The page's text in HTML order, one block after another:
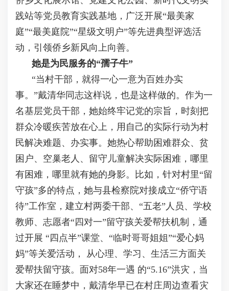
践站等党员教育实践基地，广泛开展“最美家
庭”“最美庭院”“星级文明户”等先进典型评选活
动，引领侨乡新风向上向善。
她是为民服务的“孺子牛”
“当村干部，就得一心一意为百姓办实
事。”戴清华同志这样说，也是这样做的。作为一
名基层党员干部，她始终牢记党的宗旨，时刻把
群众冷暖疾苦放在心上，用自己的实际行动为村
民解决难题、办实事。她热心帮助困难群众、贫
困户、空巢老人、留守儿童解决实际困难，哪里
有困难，哪里就有她的身影。比如，针对村里“留
守孩”多的特点，她与县检察院对接成立“侨守语
待”工作室，建立村两委干部、“五老”人员、学校
教师、志愿者“四对一”留守孩关爱帮扶机制，通
过开展 “四点半”课堂、“临时哥哥姐姐”“爱心妈
妈”等关爱活动， 从心理、学习、生活三方面关
爱帮扶留守孩。面对58年一遇 的“5.16”洪灾，当
大家还在睡梦中，戴清华早已在村庄周边查看灾